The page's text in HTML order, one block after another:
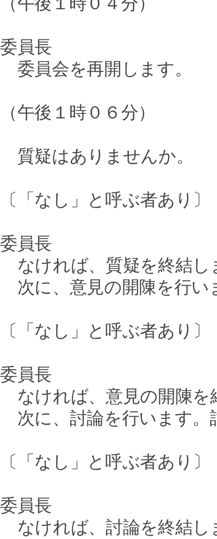
委員長
委員会を再開します。
（午後１時０６分）
質疑はありませんか。
〔「なし」と呼ぶ者あり〕
委員長
なければ、質疑を終結し
次に、意見の開陳を行い
〔「なし」と呼ぶ者あり〕
委員長
なければ、意見の開陳を
次に、討論を行います。
〔「なし」と呼ぶ者あり〕
委員長
なければ、討論を終結し